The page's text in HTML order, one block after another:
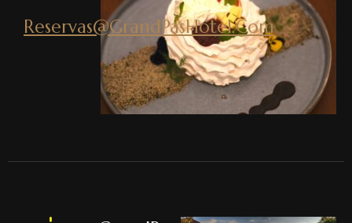
Reservas@GrandPasHotel.Com